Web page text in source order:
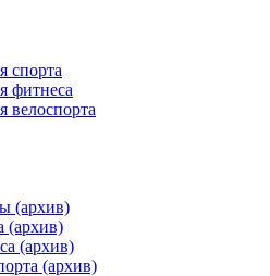
спорта
фитнеса
велоспорта
(архив)
(архив)
(архив)
(архив)